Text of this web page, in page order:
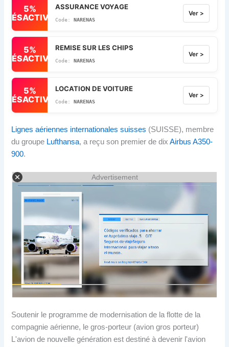
5%
DÉSACTIVÉ
ASSURANCE VOYAGE
NARENAS
Ver >
5%
DÉSACTIVÉ
REMISE SUR LES CHIPS
NARENAS
Ver >
5%
DÉSACTIVÉ
LOCATION DE VOITURE
NARENAS
Ver >
Lignes aériennes internationales suisses (SUISSE), membre
du groupe Lufthansa, a reçu son premier de dixAirbus A350-
900.
Advertisement
Soutenir le programme de modernisation de la flotte de la
compagnie aérienne, le gros-porteur (avion gros porteur)
L'avion de nouvelle génération est destiné à devenir l'avion